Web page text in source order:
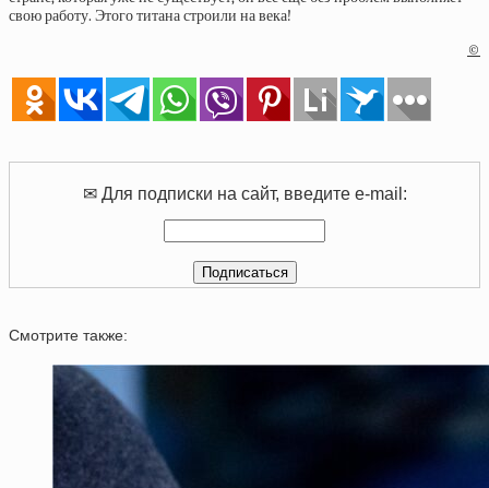
свою работу. Этого титана строили на века!
©
✉ Для подписки на сайт, введите e-mail:
Смотрите также: